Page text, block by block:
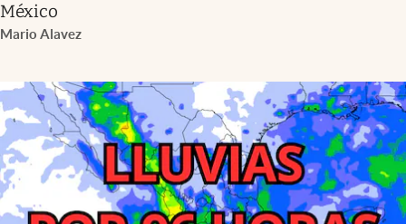
México
Mario Alavez